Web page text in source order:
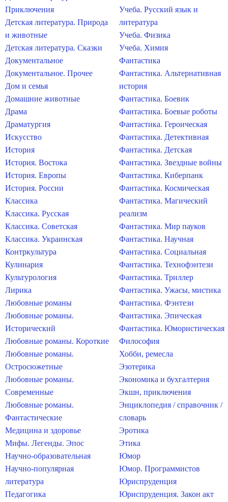
Приключения
Детская литература. Природа
и животные
Детская литература. Сказки
Документальное
Документальное. Прочее
Дом и семья
Домашние животные
Драма
Драматургия
Искусство
История
История. Востока
История. Европы
История. России
Классика
Классика. Русская
Классика. Советская
Классика. Украинская
Контркультура
Кулинария
Культурология
Лирика
Любовные романы
Любовные романы.
Исторический
Любовные романы. Короткие
Любовные романы.
Остросюжетные
Любовные романы.
Современные
Любовные романы.
Фантастические
Медицина и здоровье
Мифы. Легенды. Эпос
Научно-образовательная
Научно-популярная
литература
Педагогика
Учеба. Русский язык и
литература
Учеба. Физика
Учеба. Химия
Фантастика
Фантастика. Альтернативная
история
Фантастика. Боевик
Фантастика. Боевые роботы
Фантастика. Героическая
Фантастика. Детективная
Фантастика. Детская
Фантастика. Звездные войны
Фантастика. Киберпанк
Фантастика. Космическая
Фантастика. Магический
реализм
Фантастика. Мир пауков
Фантастика. Научная
Фантастика. Социальная
Фантастика. Технофэнтези
Фантастика. Триллер
Фантастика. Ужасы, мистика
Фантастика. Фэнтези
Фантастика. Эпическая
Фантастика. Юмористическая
Философия
Хобби, ремесла
Эзотерика
Экономика и бухгалтерия
Экшн, приключения
Энциклопедия / справочник /
словарь
Эротика
Этика
Юмор
Юмор. Программистов
Юриспруденция
Юриспруденция. Закон акт